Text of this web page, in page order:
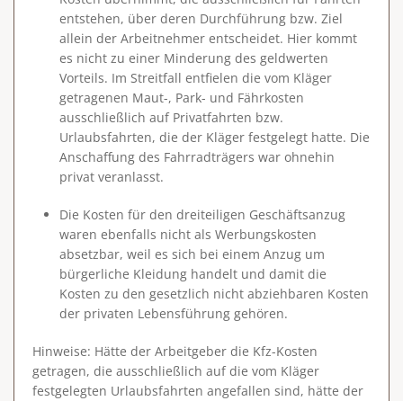
entstehen, über deren Durchführung bzw. Ziel
allein der Arbeitnehmer entscheidet. Hier kommt
es nicht zu einer Minderung des geldwerten
Vorteils. Im Streitfall entfielen die vom Kläger
getragenen Maut-, Park- und Fährkosten
ausschließlich auf Privatfahrten bzw.
Urlaubsfahrten, die der Kläger festgelegt hatte. Die
Anschaffung des Fahrradträgers war ohnehin
privat veranlasst.
Die Kosten für den dreiteiligen Geschäftsanzug
waren ebenfalls nicht als Werbungskosten
absetzbar, weil es sich bei einem Anzug um
bürgerliche Kleidung handelt und damit die
Kosten zu den gesetzlich nicht abziehbaren Kosten
der privaten Lebensführung gehören.
Hinweise: Hätte der Arbeitgeber die Kfz-Kosten
getragen, die ausschließlich auf die vom Kläger
festgelegten Urlaubsfahrten angefallen sind, hätte der